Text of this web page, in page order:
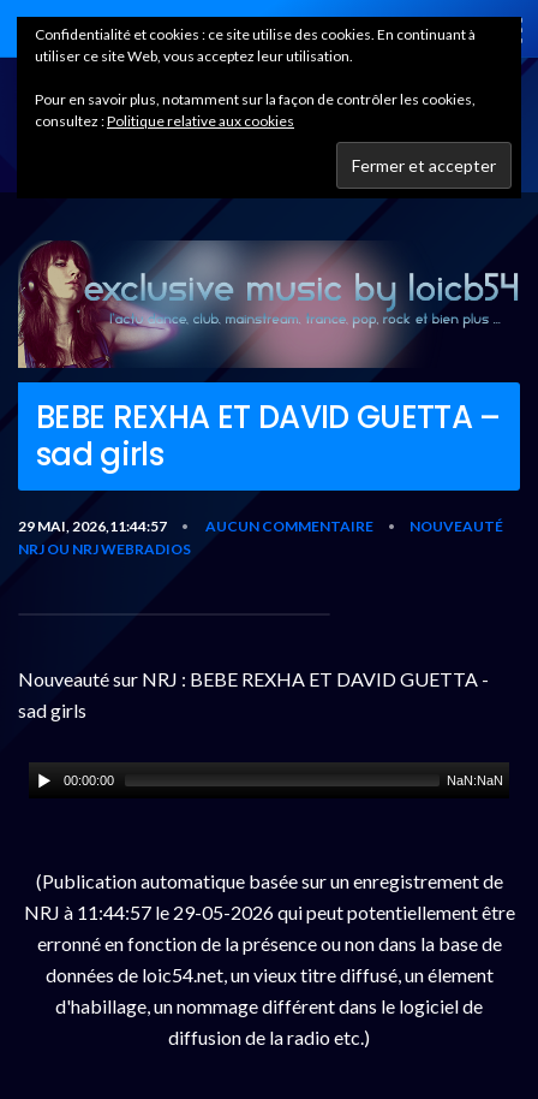
Home
BEBE REXHA ET DAVID GUETTA –
sad girls
29 MAI, 2026,11:44:57 • AUCUN COMMENTAIRE •
NOUVEAUTÉ
NRJ OU NRJ WEBRADIOS
Nouveauté sur NRJ : BEBE REXHA ET DAVID GUETTA -
sad girls
00:00:00 NaN:NaN
(Publication automatique basée sur un enregistrement de
NRJ à 11:44:57 le 29-05-2026 qui peut potentiellement être
erronné en fonction de la présence ou non dans la base de
données de loic54.net, un vieux titre diffusé, un élement
d'habillage, un nommage différent dans le logiciel de
diffusion de la radio etc.)
Confidentialité et cookies : ce site utilise des cookies. En continuant à
utiliser ce site Web, vous acceptez leur utilisation.
Pour en savoir plus, notamment sur la façon de contrôler les cookies,
consultez :Politique relative aux cookies